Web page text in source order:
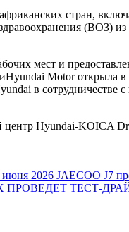
стран,
(ВОЗ) из
мест и
Motor открыла
в сотрудничестве
центр Hyundai-KOICA
июня 2026 JAECOO J7
ПРОВЕДЕТ ТЕСТ-